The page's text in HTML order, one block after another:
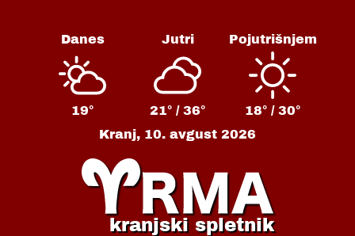
Danes
19°
Jutri
21° / 36°
Pojutrišnjem
18° / 30°
Kranj, 10. avgust 2026
kranjski spletnik